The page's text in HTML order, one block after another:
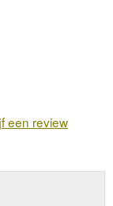
een review